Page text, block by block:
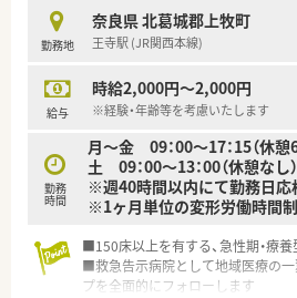
勤務地
奈良県 北葛城郡上牧町
王寺駅 (JR関西本線)
給与
時給2,000円～2,000円
※経験・年齢等を考慮いたします
勤務
時間
月～金 09：00～17：15（休憩
土 09：00～13：00（休憩なし）
※週40時間以内にて勤務日応
※1ヶ月単位の変形労働時間制
■150床以上を有する、急性期・療
■救急告示病院として地域医療の一
プを全面的にフォローします